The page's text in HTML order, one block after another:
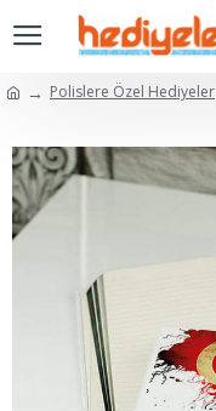
Polislere Özel Hediyeler